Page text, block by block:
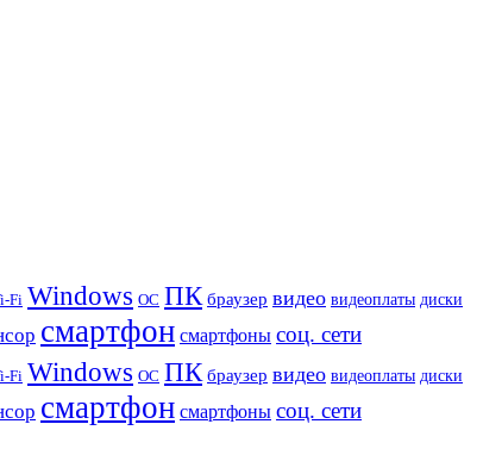
Fi Windows ОС ПК браузер видео видеоплаты диски
смартфон смартфоны соц. сети
Fi Windows ОС ПК браузер видео видеоплаты диски
смартфон смартфоны соц. сети